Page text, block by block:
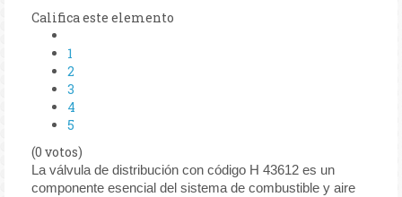
Califica este elemento
1
2
3
4
5
(0 votos)
La válvula de distribución con código H 43612 es un
componente esencial del sistema de combustible y aire